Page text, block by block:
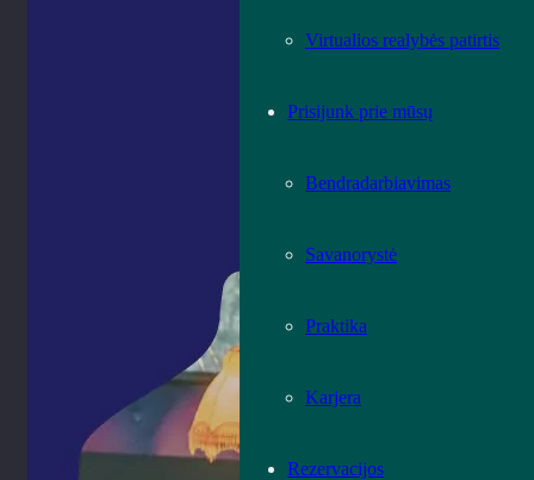
Virtualios realybės patirtis
Prisijunk prie mūsų
Bendradarbiavimas
Savanorystė
Praktika
Karjera
Rezervacijos